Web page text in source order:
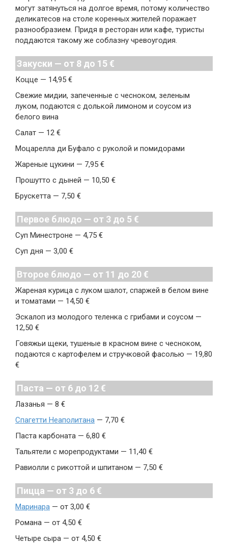
могут затянуться на долгое время, потому количество
деликатесов на столе коренных жителей поражает
разнообразием. Придя в ресторан или кафе, туристы
поддаются такому же соблазну чревоугодия.
Закуски — от 8 до 15 €
Коцце — 14,95 €
Свежие мидии, запеченные с чесноком, зеленым
луком, подаются с долькой лимоном и соусом из
белого вина
Салат — 12 €
Моцарелла ди Буфало с руколой и помидорами
Жареные цукини — 7,95 €
Прошутто с дыней — 10,50 €
Брускетта — 7,50 €
Первое блюдо — от 3 до 5 €
Суп Минестроне — 4,75 €
Суп дня — 3,00 €
Второе блюдо — от 11 до 20 €
Жареная курица с луком шалот, спаржей в белом вине
и томатами — 14,50 €
Эскалоп из молодого теленка с грибами и соусом —
12,50 €
Говяжьи щеки, тушеные в красном вине с чесноком,
подаются с картофелем и стручковой фасолью — 19,80
€
Паста — от 6 до 12 €
Лазанья — 8 €
Спагетти Неаполитана — 7,70 €
Паста карбоната — 6,80 €
Тальятели с морепродуктами — 11,40 €
Равиолли с рикоттой и шпитаном — 7,50 €
Пицца — от 3 до 6 €
Маринара — от 3,00 €
Романа — от 4,50 €
Четыре сыра — от 4,50 €